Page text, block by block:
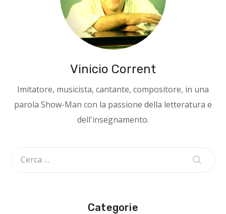
Vinicio Corrent
Imitatore, musicista, cantante, compositore, in una
parola Show-Man con la passione della letteratura e
dell'insegnamento.
Categorie